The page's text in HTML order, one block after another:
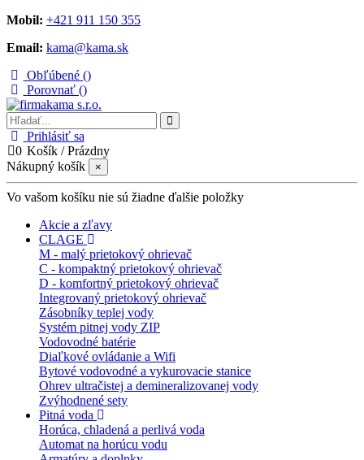
Mobil: +421 911 150 355
Email: kama@kama.sk
Obľúbené ()
Porovnať ()
Prihlásiť sa
0 Košík /Prázdny
Nákupný košík
×
Vo vašom košíku nie sú žiadne ďalšie položky
Akcie a zľavy
CLAGE
M - malý prietokový ohrievač
C - kompaktný prietokový ohrievač
D - komfortný prietokový ohrievač
Integrovaný prietokový ohrievač
Zásobníky teplej vody
Systém pitnej vody ZIP
Vodovodné batérie
Diaľkové ovládanie a Wifi
Bytové vodovodné a vykurovacie stanice
Ohrev ultračistej a demineralizovanej vody
Zvýhodnené sety
Pitná voda
Horúca, chladená a perlivá voda
Automat na horúcu vodu